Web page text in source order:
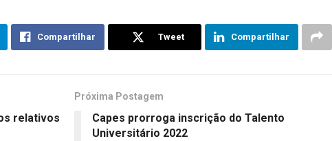
Compartilhar Tweet Compartilhar
relativos
Próxima Postagem
Capes prorroga inscrição do Talento
Universitário 2022